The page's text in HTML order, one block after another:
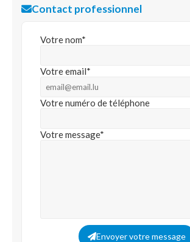
Contact professionnel
Votre nom*
Votre email*
Votre numéro de téléphone
Votre message*
Envoyer votre message